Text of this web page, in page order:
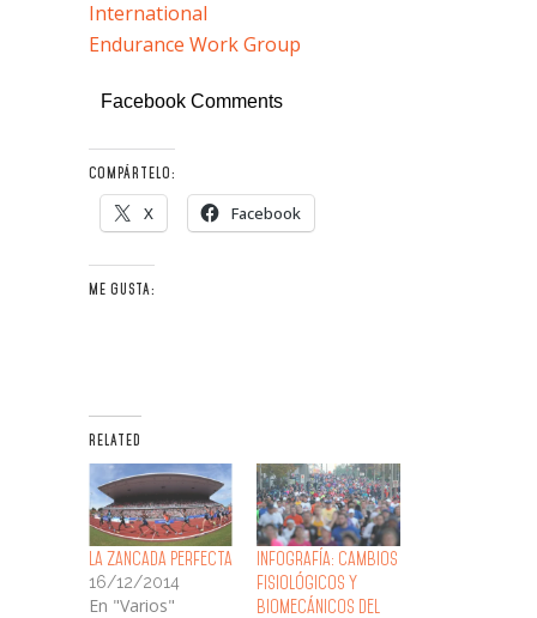
International
Endurance Work Group
Facebook Comments
COMPÁRTELO:
X Facebook
ME GUSTA:
RELATED
La Zancada Perfecta
16/12/2014
En "Varios"
Infografía: cambios
fisiológicos y
biomecánicos del